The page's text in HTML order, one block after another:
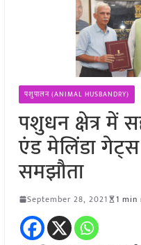
पशुपालन (ANIMAL HUSBANDRY)
पशुधन क्षेत्र में
एंड मेलिंडा
समझौता
September 28, 2021 1 min